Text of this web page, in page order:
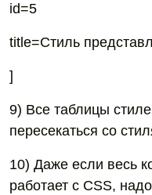
id=5
title=Стиль
]
9) Все таблицы
пересекаться со
10) Даже если весь
работает с CSS,